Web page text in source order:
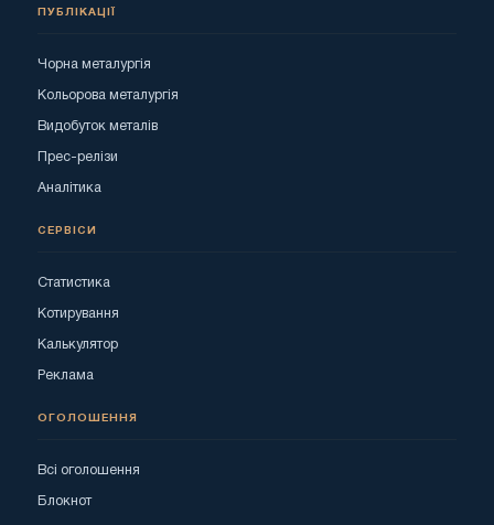
ПУБЛІКАЦІЇ
Чорна металургія
Кольорова металургія
Видобуток металів
Прес-релізи
Аналітика
СЕРВІСИ
Статистика
Котирування
Калькулятор
Реклама
ОГОЛОШЕННЯ
Всі оголошення
Блокнот